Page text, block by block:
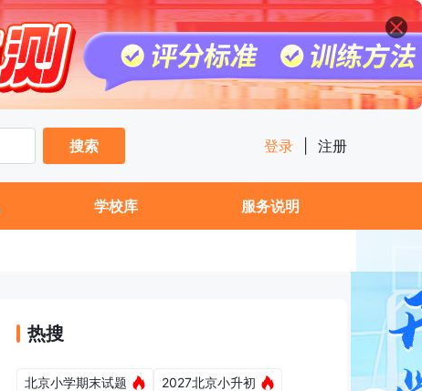
搜索
登录 注册
学校库 服务说明
热搜
北京小学期末试题
2027北京小升初